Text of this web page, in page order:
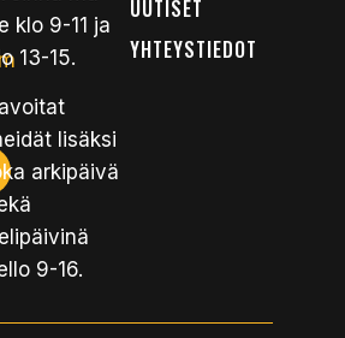
klo 9-11 ja
13-15.
lisäksi
arkipäivä
9-16.
UUTISET
YHTEYSTIEDOT